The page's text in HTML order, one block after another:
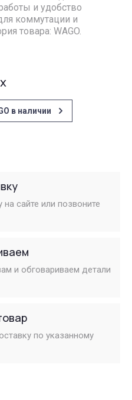
и удобство
коммутации и
товара: WAGO.
в наличии
на сайте или позвоните
и обговариваем детали
по указанному